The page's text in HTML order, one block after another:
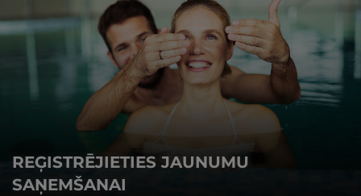
REĢISTRĒJIETIES JAUNUMU
SAŅEMŠANAI